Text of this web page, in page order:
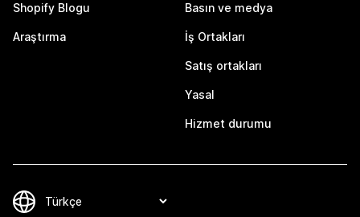
Shopify Blogu
Araştırma
Basın ve medya
İş Ortakları
Satış ortakları
Yasal
Hizmet durumu